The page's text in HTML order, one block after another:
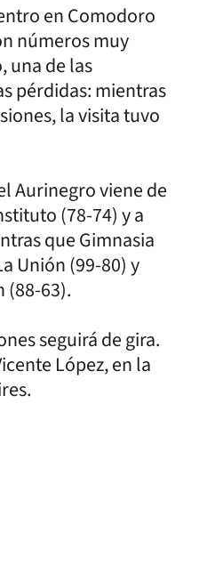
en Comodoro
números muy
una de las
pérdidas: mientras
la visita tuvo
Aurinegro viene de
(78-74) y a
que Gimnasia
Unión (99-80) y
(88-63).
seguirá de gira.
López, en la